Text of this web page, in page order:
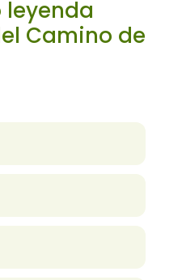
leyenda
Camino de